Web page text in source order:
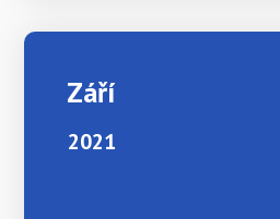
Září
2021